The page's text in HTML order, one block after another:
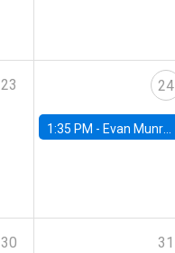
23 24
1:35 PM - Evan Munro, Neyman Visiting Assistant Professor in the Department of Statistics at UC Berkeley
30 31